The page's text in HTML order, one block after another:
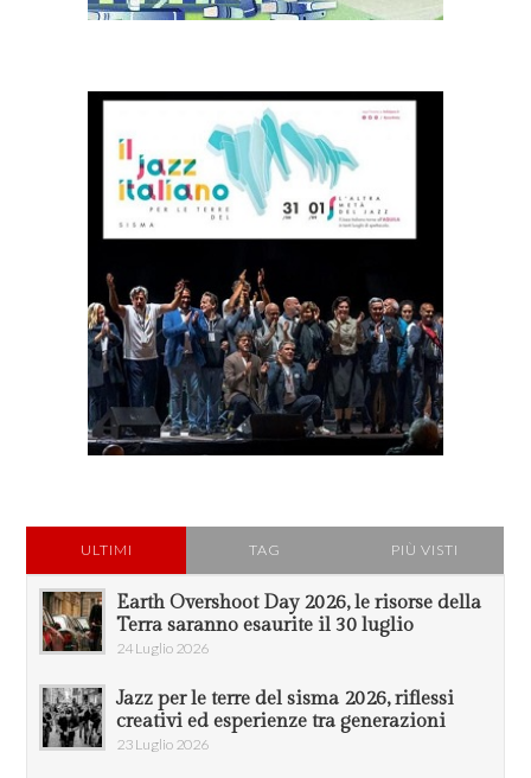
ULTIMI TAG PIÙ VISTI
Earth Overshoot Day 2026, le risorse della
Terra saranno esaurite il 30 luglio
24 Luglio 2026
Jazz per le terre del sisma 2026, riflessi
creativi ed esperienze tra generazioni
23 Luglio 2026